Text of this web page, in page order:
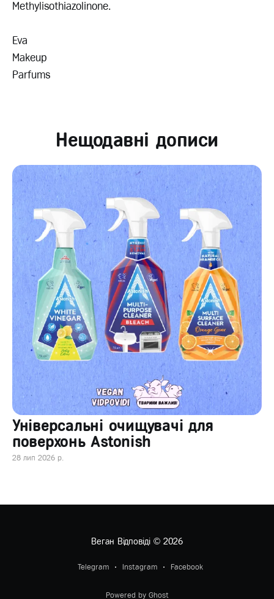
Methylisothiazolinone.
Eva
Makeup
Parfums
Нещодавні дописи
Універсальні очищувачі для
поверхонь Astonish
28 лип 2026 р.
Веган Відповіді© 2026
Telegram Instagram Facebook
Powered by Ghost